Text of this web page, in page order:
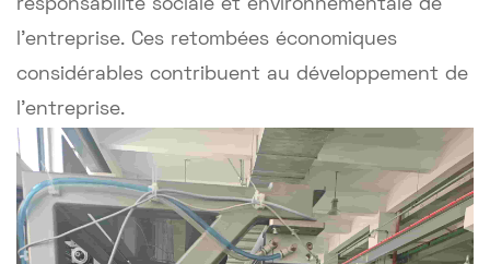
responsabilité sociale et environnementale de
l'entreprise. Ces retombées économiques
considérables contribuent au développement de
l'entreprise.